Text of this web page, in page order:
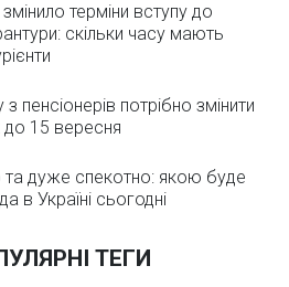
терміни вступу до
скільки часу мають
пенсіонерів потрібно змінити
до 15 вересня
та дуже спекотно: якою буде
в Україні сьогодні
ТЕГИ